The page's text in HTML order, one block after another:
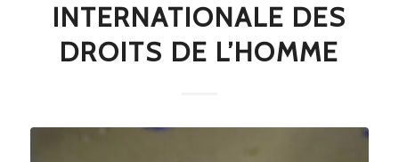
INTERNATIONALE DES
DROITS DE L’HOMME